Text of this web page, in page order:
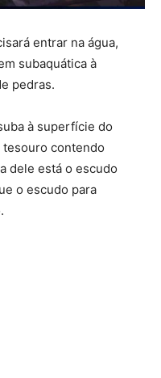
entrar na água,
subaquática à
pedras.
à superfície do
tesouro contendo
dele está o escudo
o escudo para